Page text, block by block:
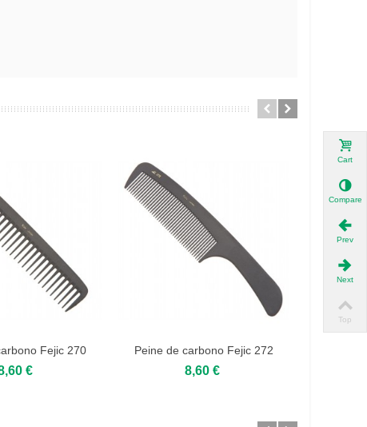
Fejic 270
€
Peine de carbono Fejic 272
8,60 €
Cart
Compare
Prev
Next
Top